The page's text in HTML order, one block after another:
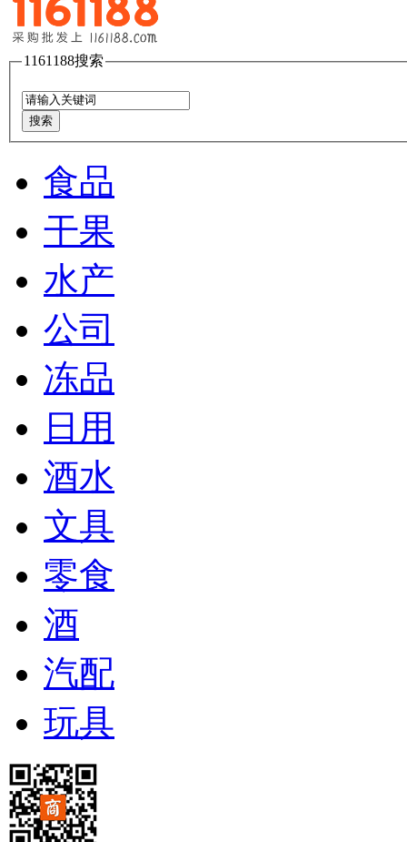
1161188搜索
搜索
食品
干果
水产
公司
冻品
日用
酒水
文具
零食
酒
汽配
玩具